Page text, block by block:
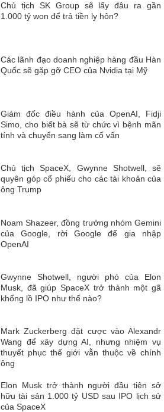
Chủ tịch SK Group sẽ lấy đâu ra gần
1.000 tỷ won để trả tiền ly hôn?
Các lãnh đạo doanh nghiệp hàng đầu Hàn
Quốc sẽ gặp gỡ CEO của Nvidia tại Mỹ
Giám đốc điều hành của OpenAI, Fidji
Simo, cho biết bà sẽ từ chức vì bệnh mãn
tính và chuyển sang làm cố vấn
Chủ tịch SpaceX, Gwynne Shotwell, sẽ
quyên góp cổ phiếu cho các tài khoản của
ông Trump
Noam Shazeer, đồng trưởng nhóm Gemini
của Google, rời Google để gia nhập
OpenAI
Gwynne Shotwell, người phó của Elon
Musk, đã giúp SpaceX trở thành một gã
khổng lồ IPO như thế nào?
Mark Zuckerberg đặt cược vào Alexandr
Wang để xây dựng AI, nhưng nhiệm vụ
thuyết phục thế giới vẫn thuộc về chính
ông
Elon Musk trở thành người đầu tiên sở
hữu tài sản 1.000 tỷ USD sau IPO lịch sử
của SpaceX